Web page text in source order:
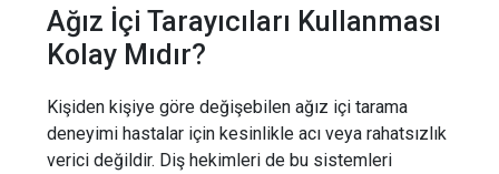
Ağız İçi Tarayıcıları Kullanması
Kolay Mıdır?
Kişiden kişiye göre değişebilen ağız içi tarama
deneyimi hastalar için kesinlikle acı veya rahatsızlık
verici değildir. Diş hekimleri de bu sistemleri